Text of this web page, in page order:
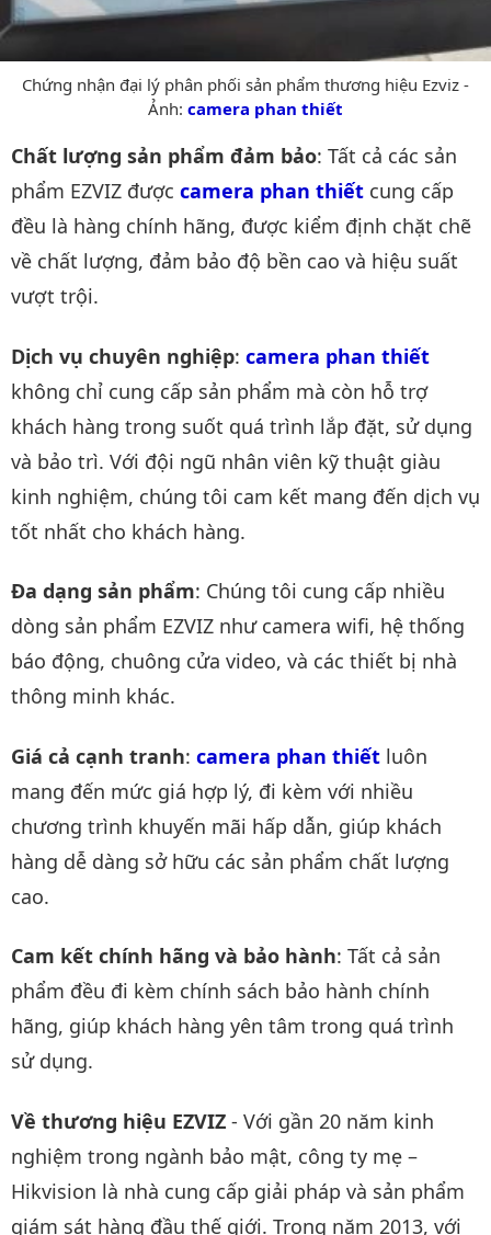
Chứng nhận đại lý phân phối sản phẩm thương hiệu Ezviz -
Ảnh: camera phan thiết
Chất lượng sản phẩm đảm bảo: Tất cả các sản
phẩm EZVIZ được camera phan thiết cung cấp
đều là hàng chính hãng, được kiểm định chặt chẽ
về chất lượng, đảm bảo độ bền cao và hiệu suất
vượt trội.
Dịch vụ chuyên nghiệp: camera phan thiết
không chỉ cung cấp sản phẩm mà còn hỗ trợ
khách hàng trong suốt quá trình lắp đặt, sử dụng
và bảo trì. Với đội ngũ nhân viên kỹ thuật giàu
kinh nghiệm, chúng tôi cam kết mang đến dịch vụ
tốt nhất cho khách hàng.
Đa dạng sản phẩm: Chúng tôi cung cấp nhiều
dòng sản phẩm EZVIZ như camera wifi, hệ thống
báo động, chuông cửa video, và các thiết bị nhà
thông minh khác.
Giá cả cạnh tranh: camera phan thiết luôn
mang đến mức giá hợp lý, đi kèm với nhiều
chương trình khuyến mãi hấp dẫn, giúp khách
hàng dễ dàng sở hữu các sản phẩm chất lượng
cao.
Cam kết chính hãng và bảo hành: Tất cả sản
phẩm đều đi kèm chính sách bảo hành chính
hãng, giúp khách hàng yên tâm trong quá trình
sử dụng.
Về thương hiệu EZVIZ - Với gần 20 năm kinh
nghiệm trong ngành bảo mật, công ty mẹ –
Hikvision là nhà cung cấp giải pháp và sản phẩm
giám sát hàng đầu thế giới. Trong năm 2013, với